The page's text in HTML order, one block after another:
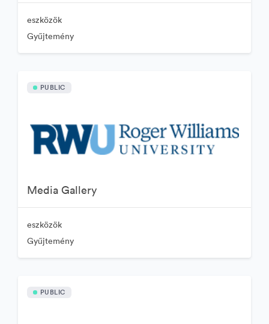
eszközök
Gyűjtemény
PUBLIC
Media Gallery
eszközök
Gyűjtemény
PUBLIC